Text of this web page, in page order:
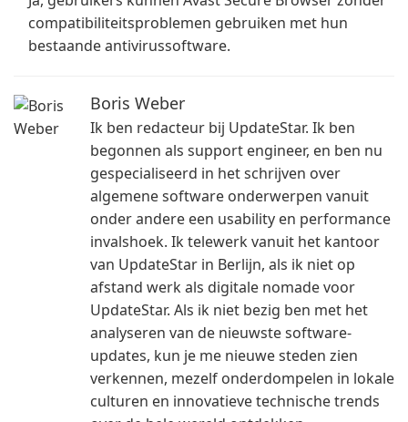
compatibiliteitsproblemen gebruiken met hun
bestaande antivirussoftware.
Boris Weber
Ik ben redacteur bij UpdateStar. Ik ben
begonnen als support engineer, en ben nu
gespecialiseerd in het schrijven over
algemene software onderwerpen vanuit
onder andere een usability en performance
invalshoek. Ik telewerk vanuit het kantoor
van UpdateStar in Berlijn, als ik niet op
afstand werk als digitale nomade voor
UpdateStar. Als ik niet bezig ben met het
analyseren van de nieuwste software-
updates, kun je me nieuwe steden zien
verkennen, mezelf onderdompelen in lokale
culturen en innovatieve technische trends